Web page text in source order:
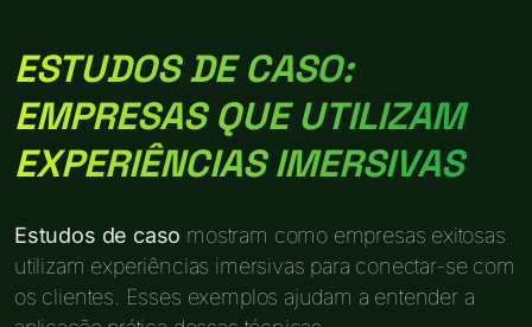
ESTUDOS DE CASO:
EMPRESAS QUE UTILIZAM
EXPERIÊNCIAS IMERSIVAS
Estudos de caso mostram como empresas exitosas
utilizam experiências imersivas para conectar-se com
os clientes. Esses exemplos ajudam a entender a